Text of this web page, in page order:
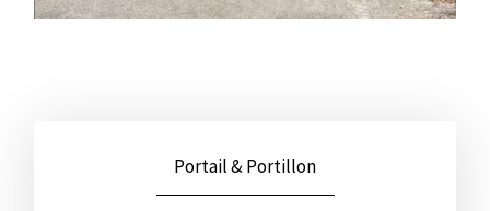
Portail & Portillon